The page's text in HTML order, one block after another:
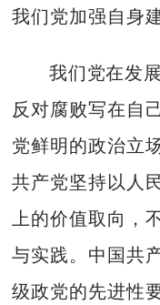
我们党加强自身
我们党在发
反对腐败写在自
党鲜明的政治立
共产党坚持以人
上的价值取向，
与实践。中国共
级政党的先进性